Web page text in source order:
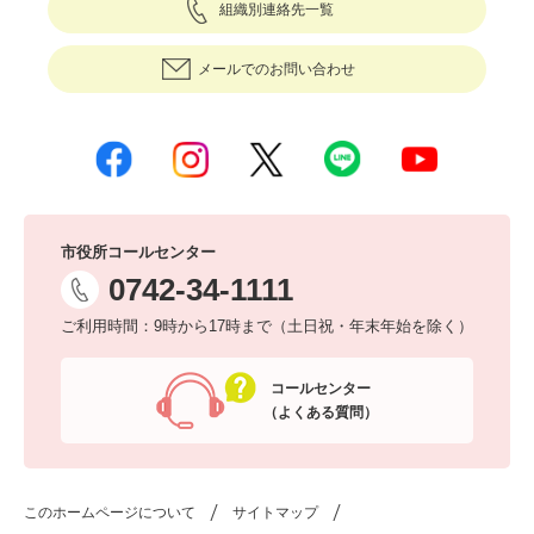
組織別連絡先一覧
メールでのお問い合わせ
市役所コールセンター
0742-34-1111
ご利用時間：9時から17時まで（土日祝・年末年始を除く）
コールセンター
（よくある質問）
このホームページについて サイトマップ